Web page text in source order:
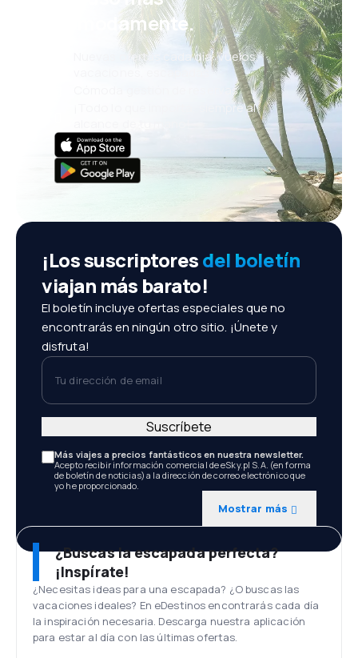
cómodamente.
Nuevas ofertas cada día: vuelos,
vacaciones, escapadas
Cómoda gestión de reservas
¡Todo lo que importa, siempre al
¡Los suscriptoresdel boletín
viajan más barato!
El boletín incluye ofertas especiales que no
encontrarás en ningún otro sitio. ¡Únete y
disfruta!
Tu dirección de email
Más viajes a precios fantásticos en nuestra newsletter.
Acepto recibir información comercial de eSky.pl S.A. (en forma
de boletín de noticias) a la dirección de correo electrónico que
yo he proporcionado.
Mostrar más
Suscríbete
¿Buscas la escapada perfecta?
¡Inspírate!
¿Necesitas ideas para una escapada? ¿O buscas las
vacaciones ideales? En eDestinos encontrarás cada día
la inspiración necesaria. Descarga nuestra aplicación
para estar al día con las últimas ofertas.